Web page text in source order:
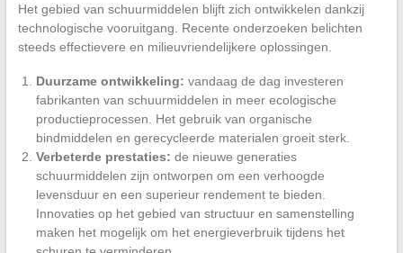
Het gebied van schuurmiddelen blijft zich ontwikkelen dankzij
technologische vooruitgang. Recente onderzoeken belichten
steeds effectievere en milieuvriendelijkere oplossingen.
Duurzame ontwikkeling: vandaag de dag investeren
fabrikanten van schuurmiddelen in meer ecologische
productieprocessen. Het gebruik van organische
bindmiddelen en gerecycleerde materialen groeit sterk.
Verbeterde prestaties: de nieuwe generaties
schuurmiddelen zijn ontworpen om een verhoogde
levensduur en een superieur rendement te bieden.
Innovaties op het gebied van structuur en samenstelling
maken het mogelijk om het energieverbruik tijdens het